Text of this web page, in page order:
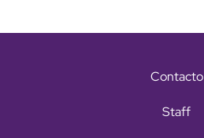
Contacto
Staff